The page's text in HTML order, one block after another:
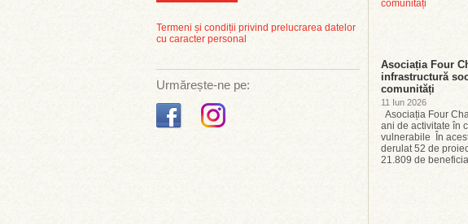
Termeni și condiții privind prelucrarea datelor
cu caracter personal
Urmărește-ne pe:
Asociația Four
infrastructură
comunități
11 Iun 2026
Asociația Four
ani de activitate în
vulnerabile În
derulat 52 de
21.809 de